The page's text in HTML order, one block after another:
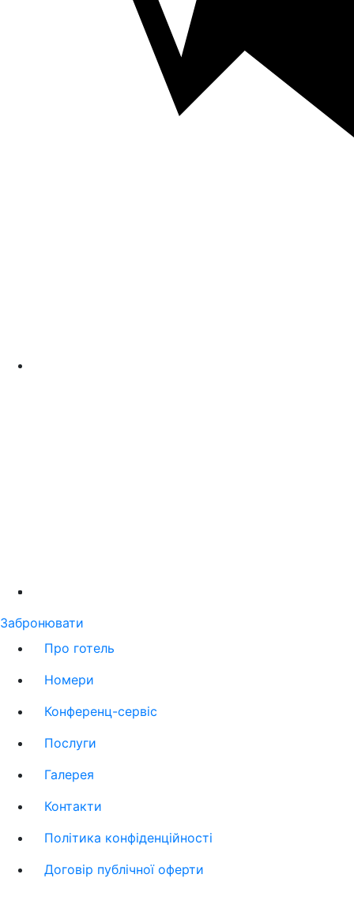
Забронювати
Про готель
Номери
Конференц-сервіс
Послуги
Галерея
Контакти
Політика конфіденційності
Договір публічної оферти